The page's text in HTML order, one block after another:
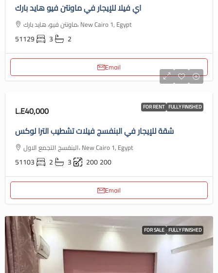
اي فيلا للإيجار في ماونتن فيو هايد بارك
ماونتن فيو، هايد بارك، New Cairo 1, Egypt
51129 3 2
Email
FOR RENT FULLY FINISHED
L.E40,000
شقة للإيجار في البنفسج فيلات تشطيب الترا لوكس
البنفسج التجمع الاول، New Cairo 1, Egypt
51103 2 3 200200
Email
FOR SALE FULLY FINISHED